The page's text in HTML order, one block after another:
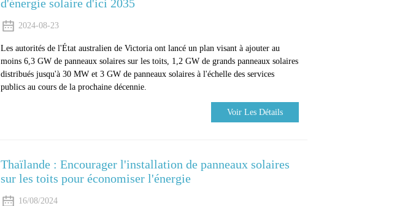
d'énergie solaire d'ici 2035
2024-08-23
Les autorités de l'État australien de Victoria ont lancé un plan visant à ajouter au
moins 6,3 GW de panneaux solaires sur les toits, 1,2 GW de grands panneaux solaires
distribués jusqu'à 30 MW et 3 GW de panneaux solaires à l'échelle des services
publics au cours de la prochaine décennie.
Voir Les Détails
Thaïlande : Encourager l'installation de panneaux solaires
sur les toits pour économiser l'énergie
16/08/2024